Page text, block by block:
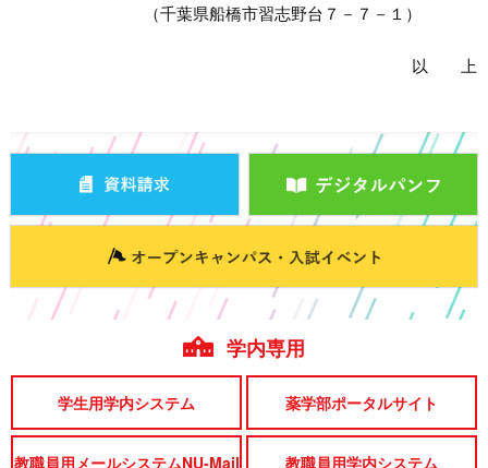
（千葉県船橋市習志野台７－７－１）
以 上
学内専用
学生用学内システム 薬学部ポータルサイト
教職員用メールシステムNU-Mail 教職員用学内システム